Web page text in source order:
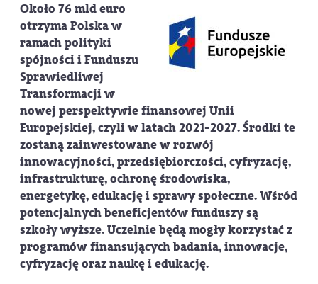
Około 76 mld euro
otrzyma Polska w
ramach polityki
spójności i Funduszu
Sprawiedliwej
Transformacji w
nowej perspektywie finansowej Unii
Europejskiej, czyli w latach 2021-2027. Środki te
zostaną zainwestowane w rozwój
innowacyjności, przedsiębiorczości, cyfryzację,
infrastrukturę, ochronę środowiska,
energetykę, edukację i sprawy społeczne. Wśród
potencjalnych beneficjentów funduszy są
szkoły wyższe. Uczelnie będą mogły korzystać z
programów finansujących badania, innowacje,
cyfryzację oraz naukę i edukację.